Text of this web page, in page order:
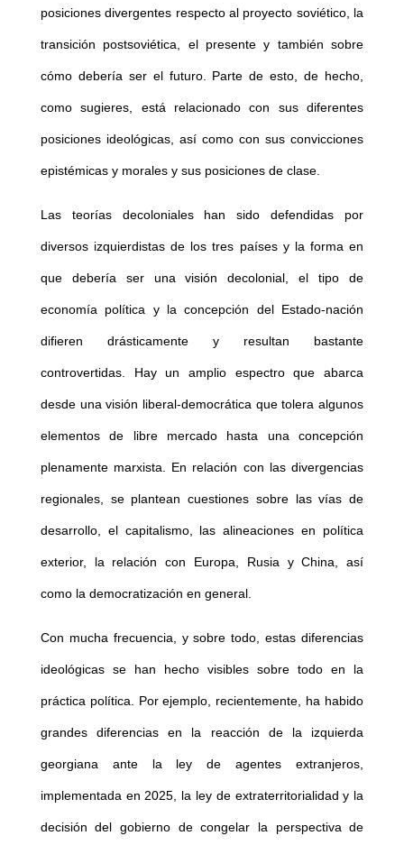
posiciones divergentes respecto al proyecto soviético, la
transición postsoviética, el presente y también sobre
cómo debería ser el futuro. Parte de esto, de hecho,
como sugieres, está relacionado con sus diferentes
posiciones ideológicas, así como con sus convicciones
epistémicas y morales y sus posiciones de clase.
Las teorías decoloniales han sido defendidas por
diversos izquierdistas de los tres países y la forma en
que debería ser una visión decolonial, el tipo de
economía política y la concepción del Estado-nación
difieren drásticamente y resultan bastante
controvertidas. Hay un amplio espectro que abarca
desde una visión liberal-democrática que tolera algunos
elementos de libre mercado hasta una concepción
plenamente marxista. En relación con las divergencias
regionales, se plantean cuestiones sobre las vías de
desarrollo, el capitalismo, las alineaciones en política
exterior, la relación con Europa, Rusia y China, así
como la democratización en general.
Con mucha frecuencia, y sobre todo, estas diferencias
ideológicas se han hecho visibles sobre todo en la
práctica política. Por ejemplo, recientemente, ha habido
grandes diferencias en la reacción de la izquierda
georgiana ante la ley de agentes extranjeros,
implementada en 2025, la ley de extraterritorialidad y la
decisión del gobierno de congelar la perspectiva de